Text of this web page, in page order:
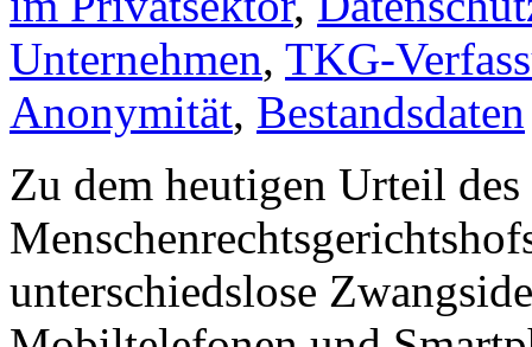
Unternehmen, TKG-
Anonymität, Bestandsdaten
Zu dem heutigen Urteil
unterschiedslose